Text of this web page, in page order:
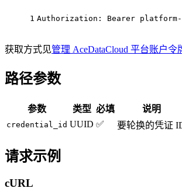
1 Authorization : Bearer platform-
获取方式见管理 AceDataCloud 平台账户令
路径参数
参数 类型 必填 说明
credential_id UUID ✅ 要轮换的凭证
请求示例
cURL